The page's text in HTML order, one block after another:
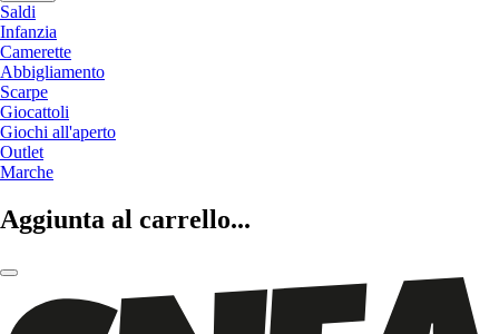
Saldi
Infanzia
Camerette
Abbigliamento
Scarpe
Giocattoli
Giochi all'aperto
Outlet
Marche
Aggiunta al carrello...